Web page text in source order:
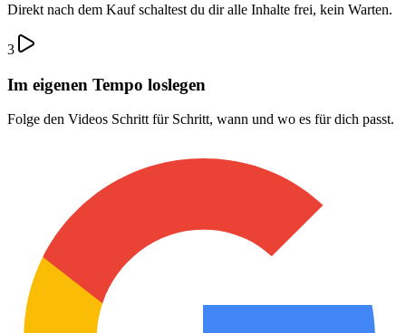
Direkt nach dem Kauf schaltest du dir alle Inhalte frei, kein Warten.
3
Im eigenen Tempo loslegen
Folge den Videos Schritt für Schritt, wann und wo es für dich passt.